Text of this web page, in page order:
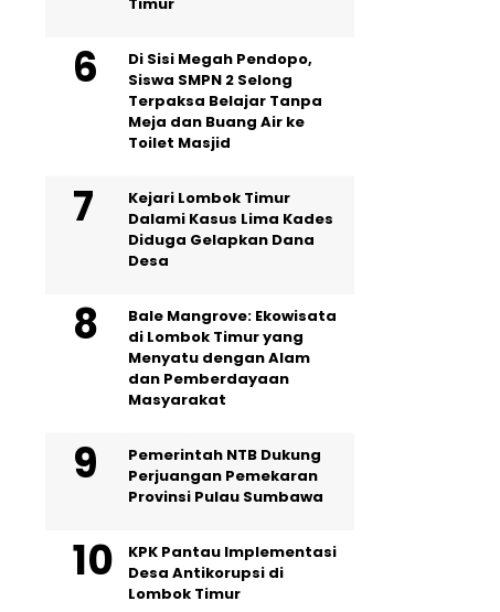
Di Sisi Megah Pendopo,
Siswa SMPN 2 Selong
Terpaksa Belajar Tanpa
Meja dan Buang Air ke
Toilet Masjid
Kejari Lombok Timur
Dalami Kasus Lima Kades
Diduga Gelapkan Dana
Desa
Bale Mangrove: Ekowisata
di Lombok Timur yang
Menyatu dengan Alam
dan Pemberdayaan
Masyarakat
Pemerintah NTB Dukung
Perjuangan Pemekaran
Provinsi Pulau Sumbawa
KPK Pantau Implementasi
Desa Antikorupsi di
Lombok Timur